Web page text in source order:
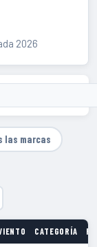
2026
las marcas
CATEGORÍA